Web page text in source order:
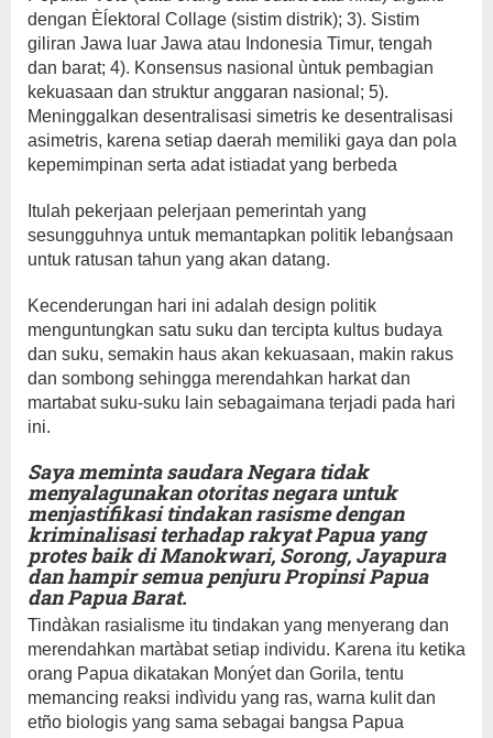
dengan Èĺektoral Collage (sistim distrik); 3). Sistim
giliran Jawa luar Jawa atau Indonesia Timur, tengah
dan barat; 4). Konsensus nasional ùntuk pembagian
kekuasaan dan struktur anggaran nasional; 5).
Meninggalkan desentralisasi simetris ke desentralisasi
asimetris, karena setiap daerah memiliki gaya dan pola
kepemimpinan serta adat istiadat yang berbeda
Itulah pekerjaan pelerjaan pemerintah yang
sesungguhnya untuk memantapkan politik lebanģsaan
untuk ratusan tahun yang akan datang.
Kecenderungan hari ini adalah design politik
menguntungkan satu suku dan tercipta kultus budaya
dan suku, semakin haus akan kekuasaan, makin rakus
dan sombong sehingga merendahkan harkat dan
martabat suku-suku lain sebagaimana terjadi pada hari
ini.
Saya meminta saudara Negara tidak
menyalagunakan otoritas negara untuk
menjastifikasi tindakan rasisme dengan
kriminalisasi terhadap rakyat Papua yang
protes baik di Manokwari, Sorong, Jayapura
dan hampir semua penjuru Propinsi Papua
dan Papua Barat.
Tindàkan rasialisme itu tindakan yang menyerang dan
merendahkan martàbat setiap individu. Karena itu ketika
orang Papua dikatakan Monýet dan Gorila, tentu
memancing reaksi indìvidu yang ras, warna kulit dan
etño biologis yang sama sebagai bangsa Papua